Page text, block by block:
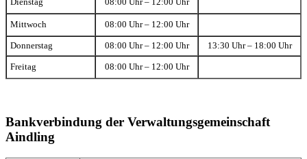
Mittwoch 08:00 Uhr – 12:00 Uhr
Donnerstag 08:00 Uhr – 12:00 Uhr 13:30 Uhr – 18:00 Uhr
Freitag 08:00 Uhr – 12:00 Uhr
Bankverbindung der Verwaltungsgemeinschaft
Aindling